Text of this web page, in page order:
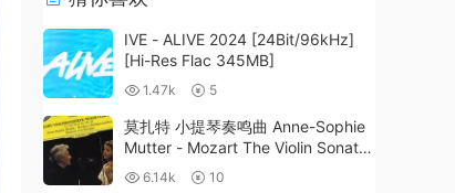
IVE - ALIVE 2024 [24Bit/96kHz]
[Hi-Res Flac 345MB]
1.47k 5
莫扎特 小提琴奏鸣曲 Anne-Sophie
Mutter - Mozart The Violin Sonatas
2006 [DVD ISO4.37G+4.36G]
6.14k 10